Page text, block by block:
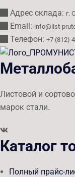
Адрес склада: г.
Email: info@list-
Телефон: +7 (812)
Листовой и
марок стали.
Каталог
Полный прайс-